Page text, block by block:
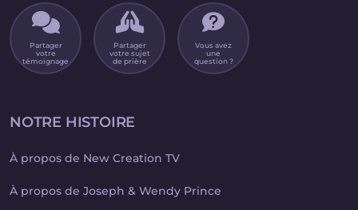
Partager
votre
témoignage
Partager
votre sujet
de prière
Vous avez
une
question ?
NOTRE HISTOIRE
À propos de New Creation TV
À propos de Joseph & Wendy Prince